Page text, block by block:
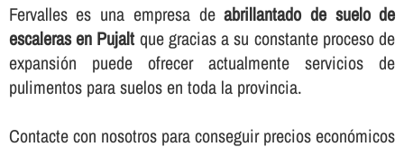
Fervalles es una empresa deabrillantado de suelo de
escaleras en Pujalt que gracias a su constante proceso de
expansión puede ofrecer actualmente servicios de
pulimentos para suelos en toda la provincia.
Contacte con nosotros para conseguir precios económicos